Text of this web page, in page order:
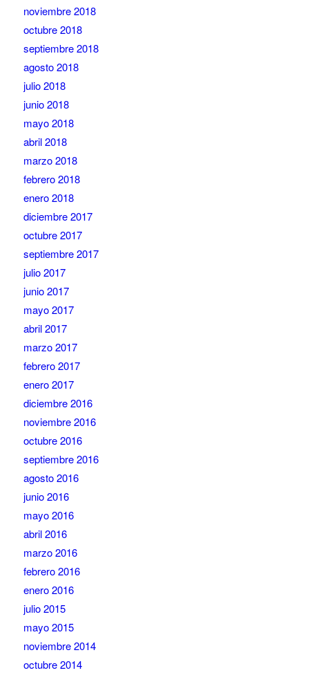
noviembre 2018
octubre 2018
septiembre 2018
agosto 2018
julio 2018
junio 2018
mayo 2018
abril 2018
marzo 2018
febrero 2018
enero 2018
diciembre 2017
octubre 2017
septiembre 2017
julio 2017
junio 2017
mayo 2017
abril 2017
marzo 2017
febrero 2017
enero 2017
diciembre 2016
noviembre 2016
octubre 2016
septiembre 2016
agosto 2016
junio 2016
mayo 2016
abril 2016
marzo 2016
febrero 2016
enero 2016
julio 2015
mayo 2015
noviembre 2014
octubre 2014